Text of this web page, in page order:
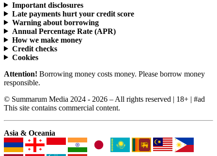
Important disclosures
Late payments hurt your credit score
Warning about borrowing
Annual Percentage Rate (APR)
How we make money
Credit checks
Cookies
Attention! Borrowing money costs money. Please borrow money
responsible.
© Summarum Media 2024 - 2026 – All rights reserved | 18+ | #ad
This site contains commercial content.
Asia & Oceania